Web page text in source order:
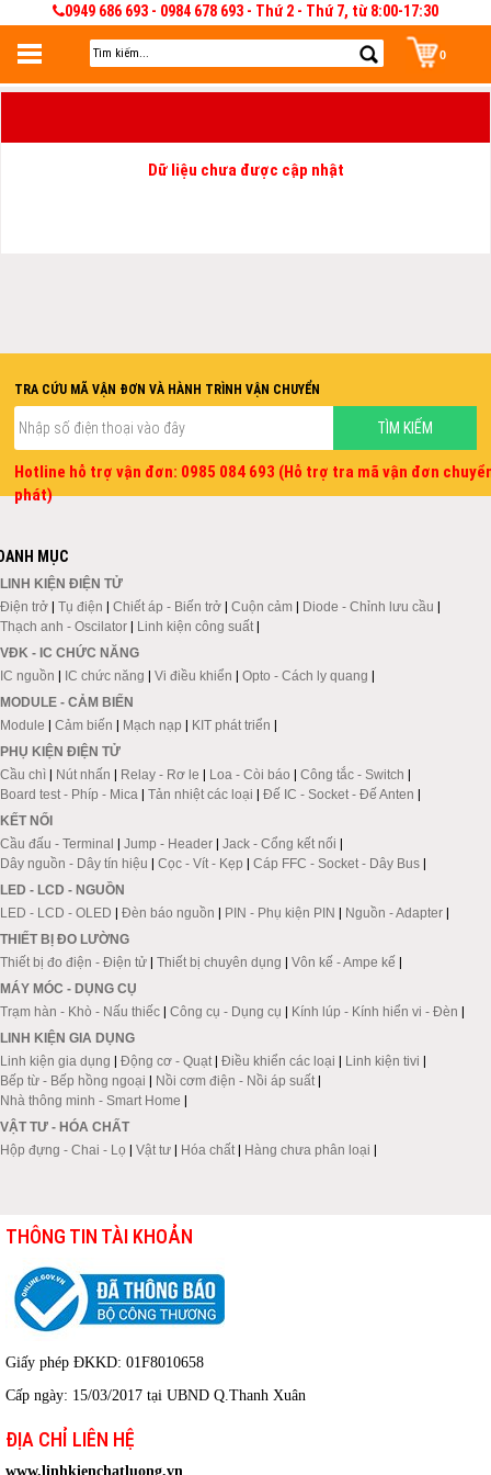
0949 686 693 - 0984 678 693 - Thứ 2 - Thứ 7, từ 8:00-17:30
0
Đăng nhập
Dữ liệu chưa được cập nhật
TRA CỨU MÃ VẬN ĐƠN VÀ HÀNH TRÌNH VẬN CHUYỂN
Hotline hỗ trợ vận đơn: 0985 084 693 (Hỗ trợ tra mã vận đơn
phát)
MỤC
LINH KIỆN ĐIỆN TỬ
Điện trở | Tụ điện | Chiết áp - Biến trở | Cuộn cảm | Diode - Chỉnh lưu cầu |
Thạch anh - Oscilator | Linh kiện công suất |
VĐK - IC CHỨC NĂNG
IC nguồn | IC chức năng | Vi điều khiển | Opto - Cách ly quang |
MODULE - CẢM BIẾN
Module | Cảm biến | Mạch nạp | KIT phát triển |
PHỤ KIỆN ĐIỆN TỬ
Cầu chì | Nút nhấn | Relay - Rơ le | Loa - Còi báo | Công tắc - Switch |
Board test - Phíp - Mica | Tản nhiệt các loại | Đế IC - Socket - Đế Anten |
KẾT NỐI
Cầu đấu - Terminal | Jump - Header | Jack - Cổng kết nối |
Dây nguồn - Dây tín hiệu | Cọc - Vít - Kẹp | Cáp FFC - Socket - Dây Bus |
LED - LCD - NGUỒN
LED - LCD - OLED | Đèn báo nguồn | PIN - Phụ kiện PIN | Nguồn - Adapter |
THIẾT BỊ ĐO LƯỜNG
Thiết bị đo điện - Điện tử | Thiết bị chuyên dụng | Vôn kế - Ampe kế |
MÁY MÓC - DỤNG CỤ
Trạm hàn - Khò - Nấu thiếc | Công cụ - Dụng cụ | Kính lúp - Kính hiển vi - Đèn |
LINH KIỆN GIA DỤNG
Linh kiện gia dụng | Động cơ - Quạt | Điều khiển các loại | Linh kiện tivi |
Bếp từ - Bếp hồng ngoại | Nồi cơm điện - Nồi áp suất |
Nhà thông minh - Smart Home |
VẬT TƯ - HÓA CHẤT
Hộp đựng - Chai - Lọ | Vật tư | Hóa chất | Hàng chưa phân loại |
THÔNG TIN TÀI KHOẢN
Giấy phép ĐKKD: 01F8010658
Cấp ngày: 15/03/2017 tại UBND Q.Thanh Xuân
ĐỊA CHỈ LIÊN HỆ
www.linhkienchatluong.vn